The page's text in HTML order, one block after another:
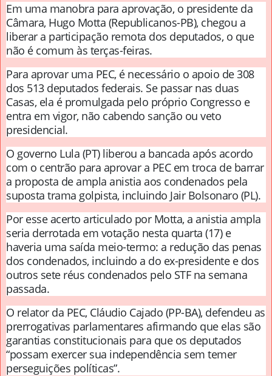
Em uma manobra para aprovação, o presidente da
Câmara, Hugo Motta (Republicanos-PB), chegou a
liberar a participação remota dos deputados, o que
não é comum às terças-feiras.
Para aprovar uma PEC, é necessário o apoio de 308
dos 513 deputados federais. Se passar nas duas
Casas, ela é promulgada pelo próprio Congresso e
entra em vigor, não cabendo sanção ou veto
presidencial.
O governo Lula (PT) liberou a bancada após acordo
com o centrão para aprovar a PEC em troca de barrar
a proposta de ampla anistia aos condenados pela
suposta trama golpista, incluindo Jair Bolsonaro (PL).
Por esse acerto articulado por Motta, a anistia ampla
seria derrotada em votação nesta quarta (17) e
haveria uma saída meio-termo: a redução das penas
dos condenados, incluindo a do ex-presidente e dos
outros sete réus condenados pelo STF na semana
passada.
O relator da PEC, Cláudio Cajado (PP-BA), defendeu as
prerrogativas parlamentares afirmando que elas são
garantias constitucionais para que os deputados
“possam exercer sua independência sem temer
perseguições políticas”.